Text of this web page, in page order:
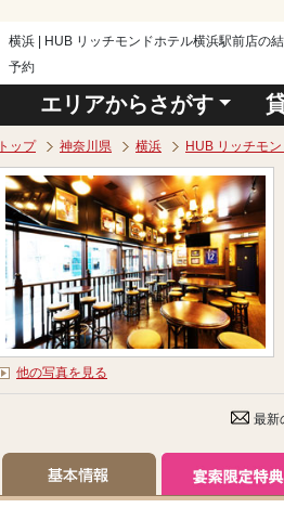
横浜 | HUB リッチモンドホテル横浜駅前店の
予約
エリアからさがす
トップ 神奈川県 横浜 HUB リッチモ
他の写真を見る
最新